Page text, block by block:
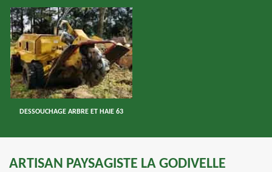
DESSOUCHAGE ARBRE ET HAIE 63
ARTISAN PAYSAGISTE LA GODIVELLE